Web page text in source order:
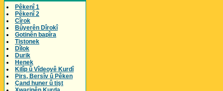
Pêkenî 1
Pêkenî 2
Cîrok
Bûyerên Dîrokî
Gotinên bapîra
Tistonek
Dîlok
Durik
Henek
Kilîp û Vîdeoyê Kurdî
Pirs, Bersîv û Pêken
Çand huner û tişt